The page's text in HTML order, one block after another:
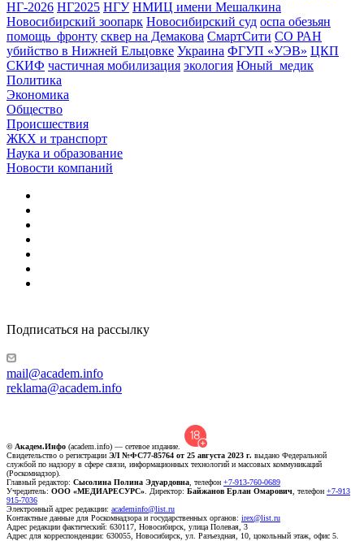
НГ-2026 НГ2025 НГУ НМИЦ имени Мешалкина
Новосибирский зоопарк Новосибирский суд оспа обезьян
помощь_фронту сквер на Демакова СмартСити СО РАН
убийство в Нижней Ельцовке Украина ФГУП «УЭВ» ЦКП
СКИФ частичная мобилизация экология Юный_медик
Политика
Экономика
Общество
Происшествия
ЖКХ и транспорт
Наука и образование
Новости компаний
Подписаться на рассылку
mail@academ.info
reklama@academ.info
© Академ.Инфо (academ.info) — сетевое издание.
Свидетельство о регистрации ЭЛ №ФС77-85764 от 25 августа 2023 г. выдано Федеральной
службой по надзору в сфере связи, информационных технологий и массовых коммуникаций
(Роскомнадзор).
Главный редактор: Сысолина Полина Эдуардовна , телефон +7-913-760-0689
Учредитель: ООО «МЕДИАРЕСУРС» . Директор: Байжанов Ерлан Омарович , телефон +7-913
915-7036
Электронный адрес редакции: academinfo@list.ru
Контактные данные для Роскомнадзора и государственных органов: irex@list.ru
Адрес редакции фактический: 630117, Новосибирск, улица Полевая, 3
Адрес для корреспонденции: 630055, Новосибирск, ул. Разъездная, 10, цокольный этаж, офис 5.